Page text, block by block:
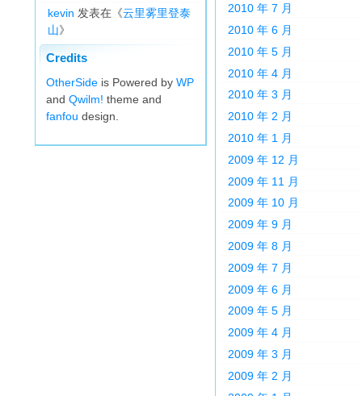
kevin 发表在《云里雾里登泰
山》
Credits
OtherSide is Powered by WP
and Qwilm! theme and
fanfou design.
2010 年 7 月
2010 年 6 月
2010 年 5 月
2010 年 4 月
2010 年 3 月
2010 年 2 月
2010 年 1 月
2009 年 12 月
2009 年 11 月
2009 年 10 月
2009 年 9 月
2009 年 8 月
2009 年 7 月
2009 年 6 月
2009 年 5 月
2009 年 4 月
2009 年 3 月
2009 年 2 月